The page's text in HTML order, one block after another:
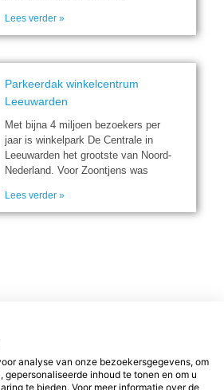
Lees verder »
Parkeerdak winkelcentrum
Leeuwarden
Met bijna 4 miljoen bezoekers per
jaar is winkelpark De Centrale in
Leeuwarden het grootste van Noord-
Nederland. Voor Zoontjens was
Lees verder »
is een samenwerkings- en
analyse van onze bezoekersgegevens, om
inhoud te tonen en om u
te bieden. Voor meer informatie over de